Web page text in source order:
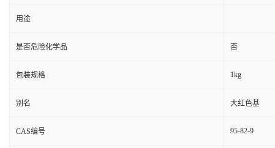
用途
是否危险化学品 否
包装规格 1kg
别名 大红色基
CAS编号 95-82-9